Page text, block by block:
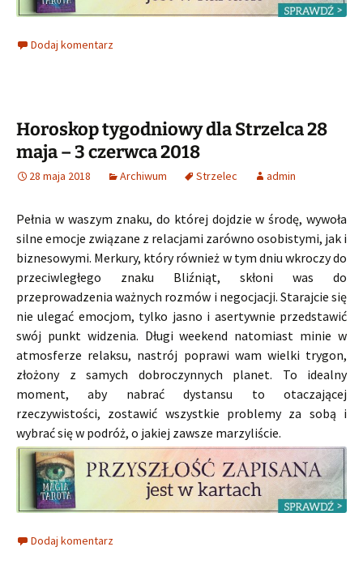
Dodaj komentarz
Horoskop tygodniowy dla Strzelca 28
maja – 3 czerwca 2018
28 maja 2018 Archiwum Strzelec admin
Pełnia w waszym znaku, do której dojdzie w środę, wywoła
silne emocje związane z relacjami zarówno osobistymi, jak i
biznesowymi. Merkury, który również w tym dniu wkroczy do
przeciwległego znaku Bliźniąt, skłoni was do
przeprowadzenia ważnych rozmów i negocjacji. Starajcie się
nie ulegać emocjom, tylko jasno i asertywnie przedstawić
swój punkt widzenia. Długi weekend natomiast minie w
atmosferze relaksu, nastrój poprawi wam wielki trygon,
złożony z samych dobroczynnych planet. To idealny
moment, aby nabrać dystansu to otaczającej
rzeczywistości, zostawić wszystkie problemy za sobą i
wybrać się w podróż, o jakiej zawsze marzyliście.
Dodaj komentarz